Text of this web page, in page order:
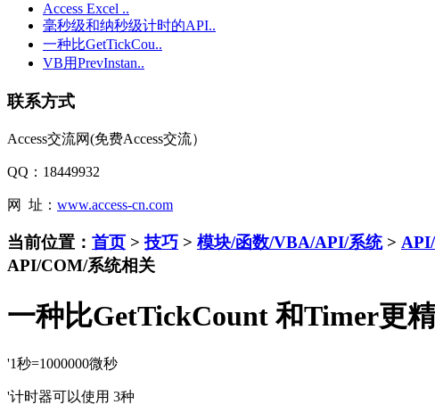
Access Excel ..
毫秒级和纳秒级计时的API..
一种比GetTickCou..
VB用PrevInstan..
联系方式
Access交流网(免费Access交流）
QQ：18449932
网 址： www.access-cn.com
当前位置： 首页 >技巧 > 模块/函数/VBA/API/系统>
API/COM/系统相关
一种比GetTickCount 和Timer更
'1秒=1000000微秒
'计时器可以使用 3种